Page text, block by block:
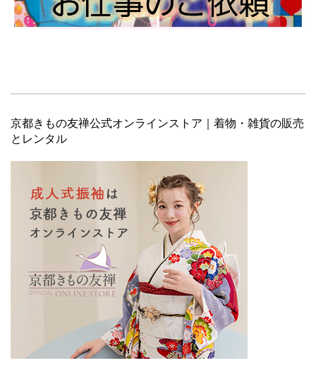
京都きもの友禅公式オンラインストア｜着物・雑貨の販売
とレンタル